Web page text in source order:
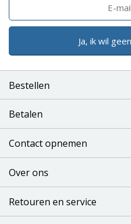
Ja, ik wil
Bestellen
Betalen
Contact opnemen
Over ons
Retouren en service